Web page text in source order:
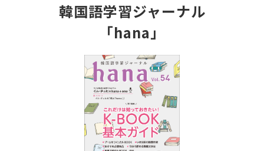
韓国語学習ジャーナル
「hana」